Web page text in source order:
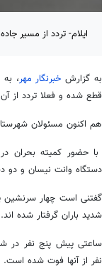
ایلام- تردد از مسیر
به گزارش خبرنگار مهر،
قطع شده و فعلا تردد از
هم اکنون مسئولان
با حضور کمیته بحران
دستگاه وانت نیسان و دو
گفتنی است چهار سرنشین
شدید باران گرفتار شده اند.
ساعتی پیش پنج نفر در
نفر از آنها فوت شده است.